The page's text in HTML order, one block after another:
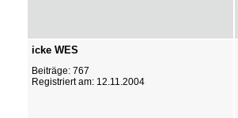
icke WES
Beiträge: 767
Registriert am: 12.11.2004